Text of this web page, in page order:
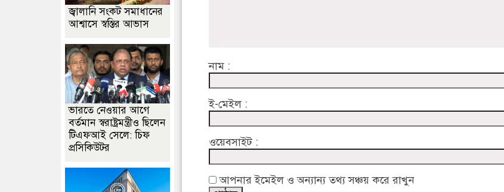
নাম :
ই-মেইল :
ওয়েবসাইট :
আপনার ইমেইল ও অন্যান্য তথ্য সঞ্চয় করে রাখুন
জ্বালানি সংকট সমাধানের
আশ্বাসে স্বস্তির আভাস
ভারতে নেওয়ার আগে
বর্তমান স্বরাষ্ট্রমন্ত্রীও ছিলেন
টিএফআই সেলে: চিফ
প্রসিকিউটর